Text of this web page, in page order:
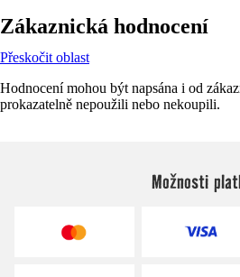
Zákaznická hodnocení
Přeskočit oblast
Hodnocení mohou být napsána i od
prokazatelně nepoužili nebo nekoupili.
Možnosti